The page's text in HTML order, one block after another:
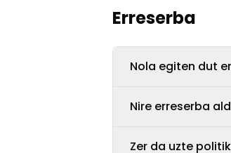
Erreserba
Nola egiten dut
Nire erreserba
Zer da uzte